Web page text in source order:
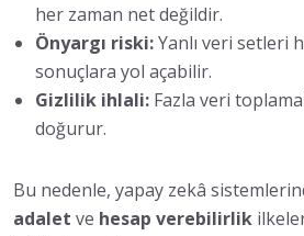
her zaman net değildir.
Önyargı riski:Yanlı veri setleri
sonuçlara yol açabilir.
Gizlilik ihlali: Fazla veri
doğurur.
Bu nedenle, yapay zekâ
adalet ve hesap verebilirlik